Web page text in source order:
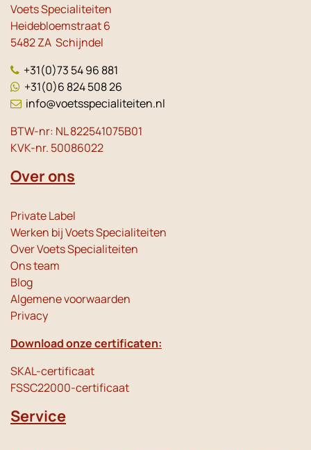
Voets Specialiteiten
Heidebloemstraat 6
5482 ZA Schijndel
+31(0)73 54 96 881
+31(0)6 824 508 26
info@voetsspecialiteiten.nl
BTW-nr: NL 822541075B01
KVK-nr. 50086022
Over ons
Private Label
Werken bij Voets Specialiteiten
Over Voets Specialiteiten
Ons team
Blog
Algemene voorwaarden
Privacy
Download onze certificaten:
SKAL-certificaat
FSSC22000-certificaat
Service